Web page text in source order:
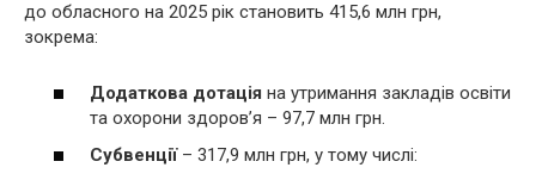
до обласного на 2025 рік становить 415,6 млн грн,
зокрема:
Додаткова дотація на утримання закладів освіти
та охорони здоров’я – 97,7 млн грн.
Субвенції– 317,9 млн грн, у тому числі: